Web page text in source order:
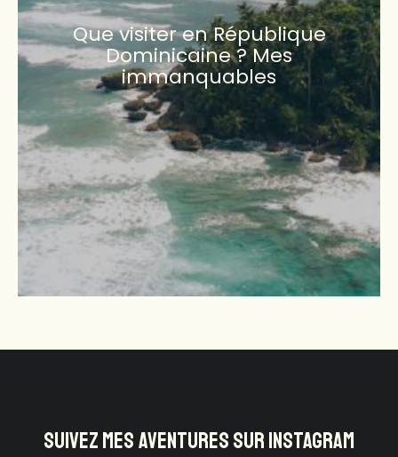
Que visiter en République
Dominicaine ? Mes
immanquables
SUIVEZ MES AVENTURES SUR INSTAGRAM